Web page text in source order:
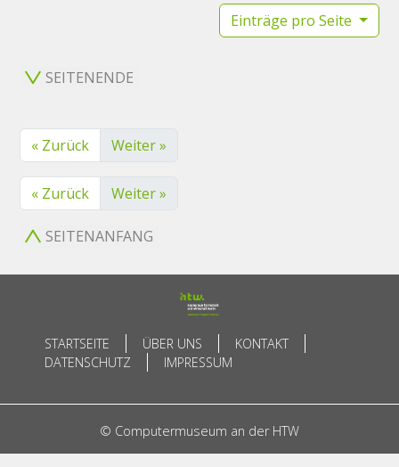
Einträge pro Seite
SEITENENDE
« Zurück Weiter »
« Zurück Weiter »
SEITENANFANG
STARTSEITE ÜBER UNS
KONTAKT
DATENSCHUTZ
IMPRESSUM
© Computermuseum an der HTW